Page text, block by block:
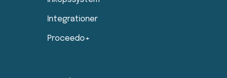
Integrationer
Proceedo+